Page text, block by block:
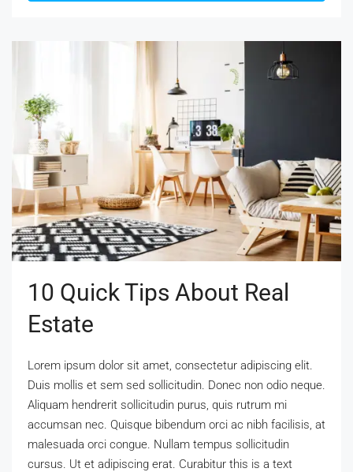
10 Quick Tips About Real
Estate
Lorem ipsum dolor sit amet, consectetur adipiscing elit.
Duis mollis et sem sed sollicitudin. Donec non odio neque.
Aliquam hendrerit sollicitudin purus, quis rutrum mi
accumsan nec. Quisque bibendum orci ac nibh facilisis, at
malesuada orci congue. Nullam tempus sollicitudin
cursus. Ut et adipiscing erat. Curabitur this is a text